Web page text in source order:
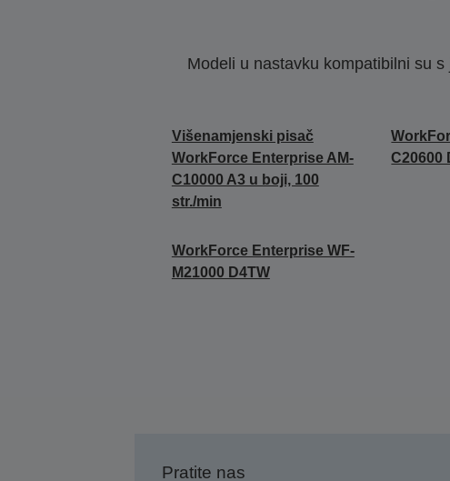
Modeli u nastavku kompatibilni su
Višenamjenski pisač
WorkForce Enterprise AM-
C10000 A3 u boji, 100
str./min
C20600
WorkForce Enterprise WF-
M21000 D4TW
Pratite nas